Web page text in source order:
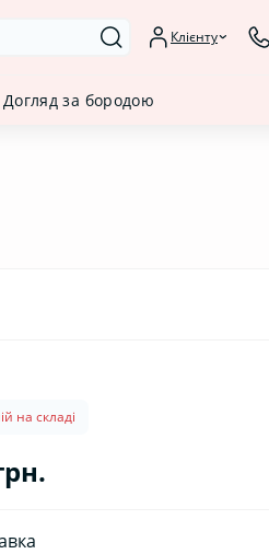
Клієнту
Догляд за бородою
на складі